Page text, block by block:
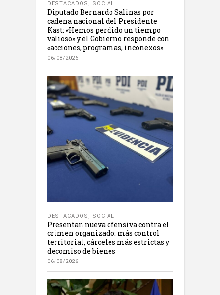
DESTACADOS , SOCIAL
Diputado Bernardo Salinas por
cadena nacional del Presidente
Kast: «Hemos perdido un tiempo
valioso» y el Gobierno responde con
«acciones, programas, inconexos»
06/08/2026
DESTACADOS , SOCIAL
Presentan nueva ofensiva contra el
crimen organizado: más control
territorial, cárceles más estrictas y
decomiso de bienes
06/08/2026